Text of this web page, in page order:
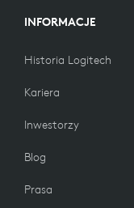
INFORMACJE
Historia Logitech
Kariera
Inwestorzy
Blog
Prasa